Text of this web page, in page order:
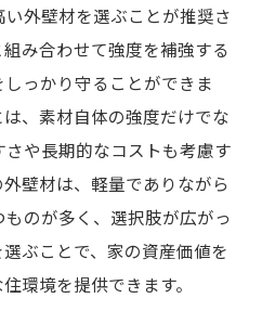
フェンスとゲート
現するプライバシー確保
道や階段の設計
耐久性のある外構設計
構照明の配置
久性を向上させる秘訣
下地処理の重要性
外壁材を選ぶことが推奨さ
み合わせて強度を補強する
っかり守ることができま
、素材自体の強度だけでな
や長期的なコストも考慮す
壁材は、軽量でありながら
のが多く、選択肢が広がっ
ぶことで、家の資産価値を
環境を提供できます。